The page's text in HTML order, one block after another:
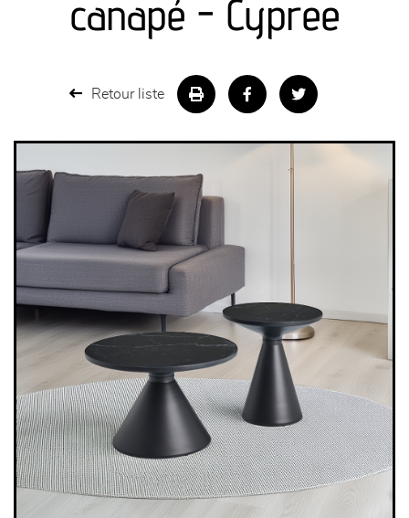
meubles de complément
décoration
canapé - Cypree
Retour liste